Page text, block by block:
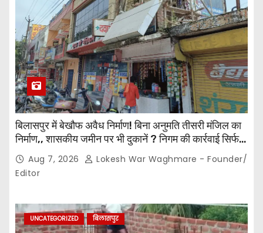
बिलासपुर में बेखौफ अवैध निर्माण! बिना अनुमति तीसरी मंजिल का
निर्माण,, शासकीय जमीन पर भी दुकानें ? निगम की कार्रवाई सिर्फ
नोटिस तक सीमित? मुख्य मार्ग पर नियमों की खुलेआम अनदेखी,
जिम्मेदार अधिकारियों की कार्यप्रणाली पर उठे सवाल…
Aug 7, 2026
Lokesh War Waghmare - Founder/
Editor
UNCATEGORIZED बिलासपुर